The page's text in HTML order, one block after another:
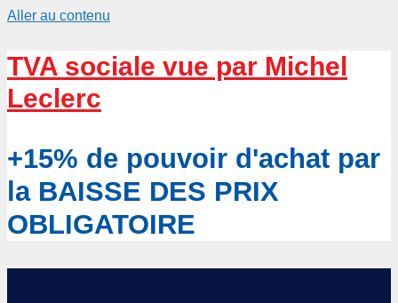
Aller au contenu
TVA sociale vue par Michel
Leclerc
+15% de pouvoir d'achat par
la BAISSE DES PRIX
OBLIGATOIRE